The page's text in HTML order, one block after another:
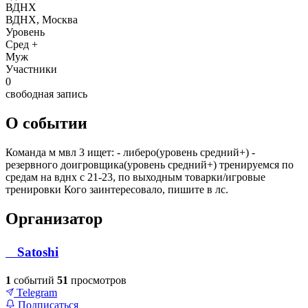
ВДНХ
ВДНХ, Москва
Уровень
Сред +
Муж
Участники
0
свободная запись
О событии
Команда м мвл 3 ищет: - либеро(уровень средний+) -
резервного доигровщика(уровень средний+) тренируемся по
средам на вднх с 21-23, по выходным товарки/игровые
тренировки Кого заинтересовало, пишите в лс.
Организатор
ㅤᅠSatoshi
1 событий 51 просмотров
Telegram
Подписаться